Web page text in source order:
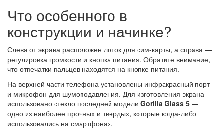
Что особенного в
конструкции и начинке?
Слева от экрана расположен лоток для сим-карты, а справа —
регулировка громкости и кнопка питания. Обратите внимание,
что отпечатки пальцев находятся на кнопке питания.
На верхней части телефона установлены инфракрасный порт
и микрофон для шумоподавления. Для изготовления экрана
использовано стекло последней модели Gorilla Glass 5 —
одно из наиболее прочных и твердых, которые когда-либо
использовались на смартфонах.